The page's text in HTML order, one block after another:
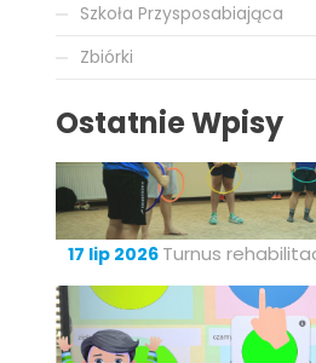
Szkoła Przysposabiająca
Zbiórki
Ostatnie Wpisy
17 lip 2026 Turnus